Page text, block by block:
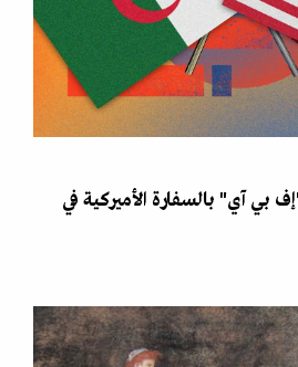
بي آي" بالسفارة الأميركية في